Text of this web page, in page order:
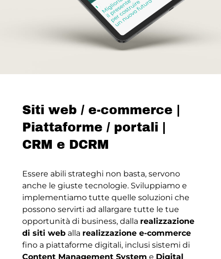
Siti web / e-commerce |
Piattaforme / portali |
CRM e DCRM
Essere abili strateghi non basta, servono
anche le giuste tecnologie. Sviluppiamo e
implementiamo tutte quelle soluzioni che
possono servirti ad allargare tutte le tue
opportunità di business, dalla realizzazione
di siti weballa realizzazione e-commerce
fino a piattaforme digitali, inclusi sistemi di
Content Management System e Digital